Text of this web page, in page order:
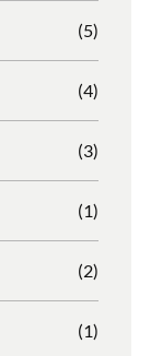
(5)
(4)
(3)
(1)
(2)
(1)